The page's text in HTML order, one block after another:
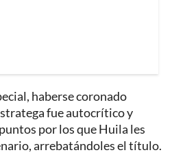
haberse coronado
fue autocrítico y
por los que Huila les
arrebatándoles el título.